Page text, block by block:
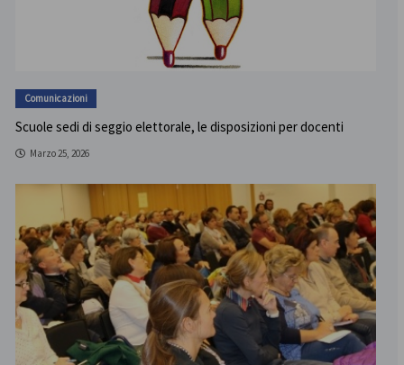
Comunicazioni
Scuole sedi di seggio elettorale, le disposizioni per docenti
Marzo 25, 2026